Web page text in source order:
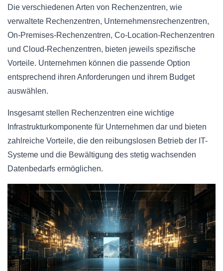
Die verschiedenen Arten von Rechenzentren, wie
verwaltete Rechenzentren, Unternehmensrechenzentren,
On-Premises-Rechenzentren, Co-Location-Rechenzentren
und Cloud-Rechenzentren, bieten jeweils spezifische
Vorteile. Unternehmen können die passende Option
entsprechend ihren Anforderungen und ihrem Budget
auswählen.
Insgesamt stellen Rechenzentren eine wichtige
Infrastrukturkomponente für Unternehmen dar und bieten
zahlreiche Vorteile, die den reibungslosen Betrieb der IT-
Systeme und die Bewältigung des stetig wachsenden
Datenbedarfs ermöglichen.